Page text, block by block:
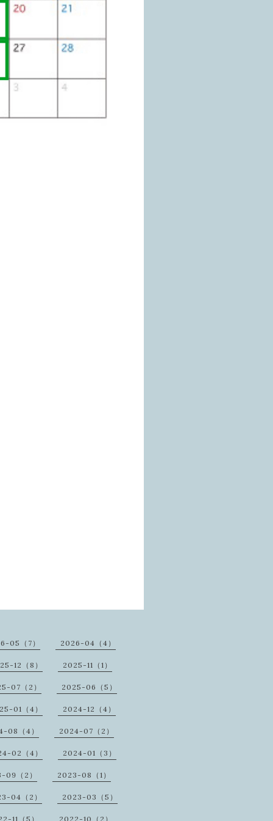
05（7） 2026-04（4）
12（8） 2025-11（1）
07（2） 2025-06（5）
01（4） 2024-12（4）
08（4） 2024-07（2）
02（4） 2024-01（3）
09（2） 2023-08（1）
04（2） 2023-03（5）
11（5） 2022-10（2）